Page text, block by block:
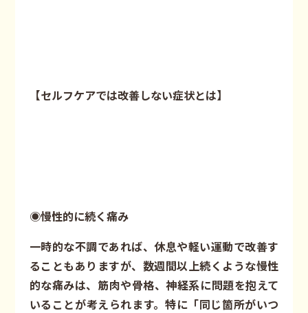
【セルフケアでは改善しない症状とは】
◉慢性的に続く痛み
一時的な不調であれば、休息や軽い運動で改善す
ることもありますが、数週間以上続くような慢性
的な痛みは、筋肉や骨格、神経系に問題を抱えて
いることが考えられます。特に「同じ箇所がいつ